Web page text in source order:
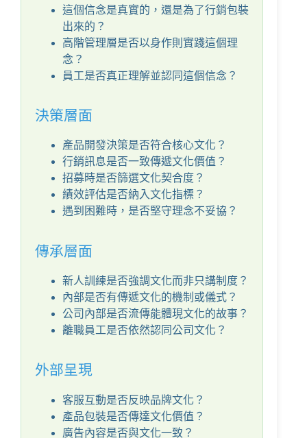
這個信念是真實的，還是為了行銷包裝
出來的？
高階管理層是否以身作則實踐這個理
念？
員工是否真正理解並認同這個信念？
決策層面
產品開發決策是否符合核心文化？
行銷訊息是否一致傳遞文化價值？
招募時是否篩選文化契合度？
績效評估是否納入文化指標？
遇到困難時，是否堅守理念不妥協？
傳承層面
新人訓練是否強調文化而非只講制度？
內部是否有傳遞文化的機制或儀式？
公司內部是否流傳能體現文化的故事？
離職員工是否依然認同公司文化？
外部呈現
客服互動是否反映品牌文化？
產品包裝是否傳達文化價值？
廣告內容是否與文化一致？